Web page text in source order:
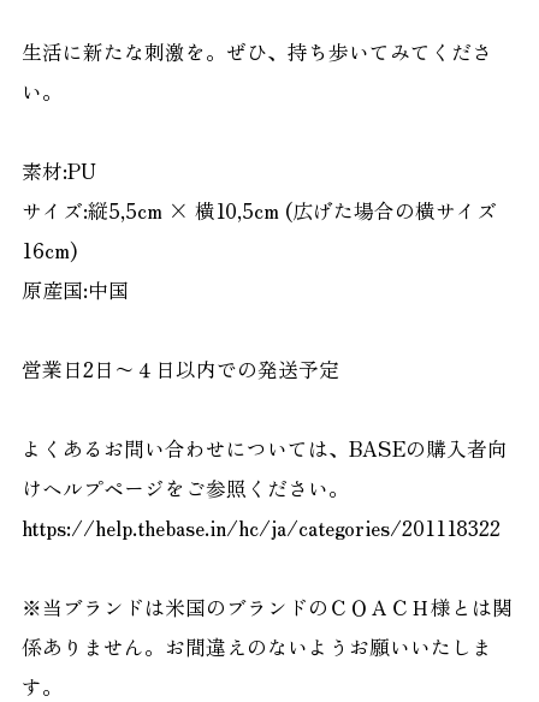
生活に新たな刺激を。ぜひ、持ち歩いてみてくださ
い。
素材:PU
サイズ:縦5,5cm × 横10,5cm (広げた場合の横サイズ
16cm)
原産国:中国
営業日2日〜４日以内での発送予定
よくあるお問い合わせについては、BASEの購入者向
けヘルプページをご参照ください。
https://help.thebase.in/hc/ja/categories/201118322
※当ブランドは米国のブランドのＣＯＡＣＨ様とは関
係ありません。お間違えのないようお願いいたしま
す。